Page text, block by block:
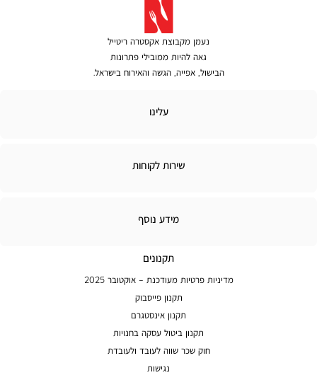
נעמן מקבוצת אקסטרה ריטייל
גאה להיות ממובילי פתרונות
הבישול, אפייה, הגשה והאירוח בישראל.
עלינו
שירות לקוחות
מידע
מידע נוסף
תקנונים
מדיניות פרטיות מעודכנת – אוקטובר 2025
תקנון פייסבוק
תקנון אינסטגרם
תקנון ביטול עסקה בחנויות
חוק שכר שווה לעובד ולעובדת
נגישות